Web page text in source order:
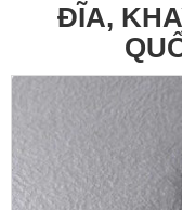
ĐĨA,